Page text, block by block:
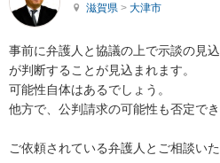
滋賀県 > 大津市
事前に弁護人と協議の上で示談の見
が判断することが見込まれます。
可能性自体はあるでしょう。
他方で、公判請求の可能性も否定でき
ご依頼されている弁護人とご相談い